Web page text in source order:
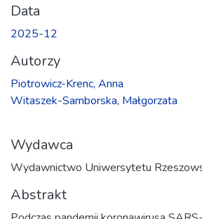
Data
2025-12
Autorzy
Piotrowicz-Krenc, Anna
Witaszek-Samborska, Małgorzata
Wydawca
Wydawnictwo Uniwersytetu
Abstrakt